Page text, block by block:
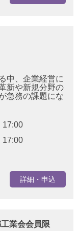
中、企業経営に
新や新規分野の
急務の課題にな
詳細・申込
業会会員限